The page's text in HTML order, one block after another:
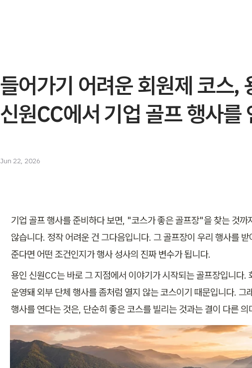
들어가기 어려운 회원제 코스,
신원CC에서 기업 골프 행사를
Jun 22, 2026
기업 골프 행사를 준비하다 보면, "코스가 좋은 골프장"을 찾는 것까
않습니다. 정작 어려운 건 그다음입니다. 그 골프장이 우리 행사를
준다면 어떤 조건인지가 행사 성사의 진짜 변수가 됩니다.
용인 신원CC는 바로 그 지점에서 이야기가 시작되는 골프장입니다.
운영돼 외부 단체 행사를 좀처럼 열지 않는 코스이기 때문입니다. 그
행사를 연다는 것은, 단순히 좋은 코스를 빌리는 것과는 결이 다른 의